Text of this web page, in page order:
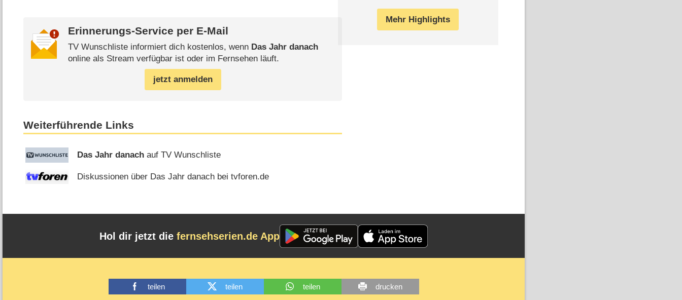
Erinnerungs-Service per E-Mail
TV Wunschliste informiert dich kostenlos, wenn Das Jahr danach
online als Stream verfügbar ist oder im Fernsehen läuft.
jetzt anmelden
Weiterführende Links
Das Jahr danach auf TV Wunschliste
Diskussionen über Das Jahr danach bei tvforen.de
Mehr Highlights
Hol dir jetzt die fernsehserien.de App
teilen teilen teilen drucken